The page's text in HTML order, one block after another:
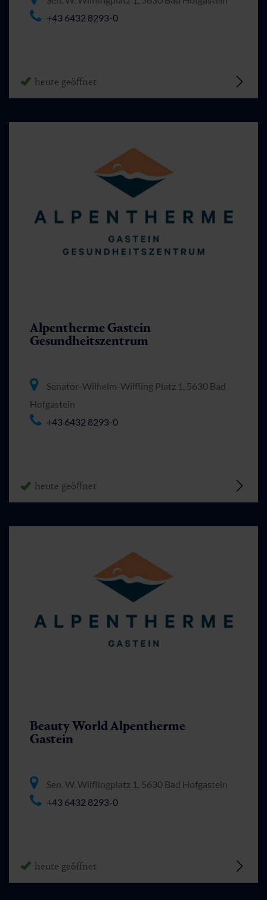
+43 6432 8293-0
heute geöffnet
Alpentherme Gastein
Gesundheitszentrum
Senator-Wilhelm-Wilfling Platz 1, 5630 Bad
Hofgastein
+43 6432 8293-0
heute geöffnet
Beauty World Alpentherme
Gastein
Sen. W. Wilflingplatz 1, 5630 Bad Hofgastein
+43 6432 8293-0
heute geöffnet